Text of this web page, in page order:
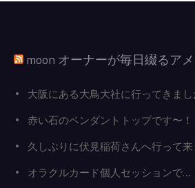
moon オーナーが毎日綴るア
大阪にある大鳥大社に行ってきまし
赤い石のペンダントトップです〜！
久しぶりに伏見稲荷さんへ行って来
オラクルカード個人セッションで…